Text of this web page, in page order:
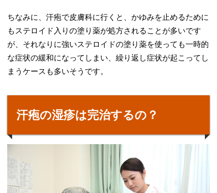
ちなみに、汗疱で皮膚科に行くと、かゆみを止めるために
もステロイド入りの塗り薬が処方されることが多いです
が、それなりに強いステロイドの塗り薬を使っても一時的
な症状の緩和になってしまい、繰り返し症状が起こってし
まうケースも多いそうです。
汗疱の湿疹は完治するの？